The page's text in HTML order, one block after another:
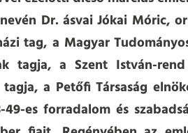
Dr. ásvai Jókai Móric,
tag, a Magyar
tagja, a Szent István-
a Petőfi Társaság
49-es forradalom és